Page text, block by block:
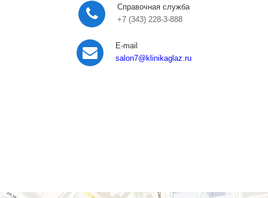
Справочная служба
+7 (343) 228-3-888
E-mail
salon7@klinikaglaz.ru